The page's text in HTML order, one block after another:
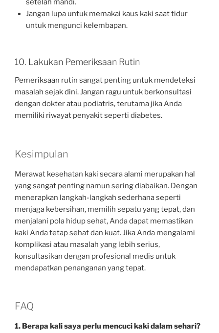
setelah mandi.
Jangan lupa untuk memakai kaus kaki saat tidur
untuk mengunci kelembapan.
10. Lakukan Pemeriksaan Rutin
Pemeriksaan rutin sangat penting untuk mendeteksi
masalah sejak dini. Jangan ragu untuk berkonsultasi
dengan dokter atau podiatris, terutama jika Anda
memiliki riwayat penyakit seperti diabetes.
Kesimpulan
Merawat kesehatan kaki secara alami merupakan hal
yang sangat penting namun sering diabaikan. Dengan
menerapkan langkah-langkah sederhana seperti
menjaga kebersihan, memilih sepatu yang tepat, dan
menjalani pola hidup sehat, Anda dapat memastikan
kaki Anda tetap sehat dan kuat. Jika Anda mengalami
komplikasi atau masalah yang lebih serius,
konsultasikan dengan profesional medis untuk
mendapatkan penanganan yang tepat.
FAQ
1. Berapa kali saya perlu mencuci kaki dalam sehari?